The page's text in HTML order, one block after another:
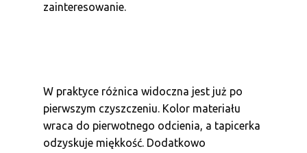
zainteresowanie.
W praktyce różnica widoczna jest już po
pierwszym czyszczeniu. Kolor materiału
wraca do pierwotnego odcienia, a tapicerka
odzyskuje miękkość. Dodatkowo